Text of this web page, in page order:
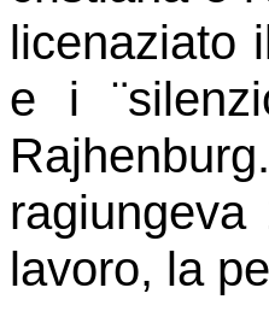
licenaziato
e i
lavoro, la